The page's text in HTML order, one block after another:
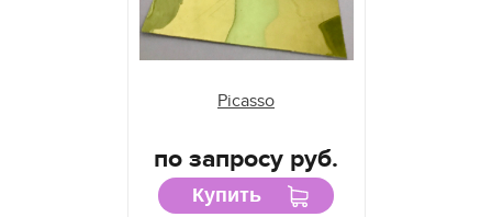
Picasso
по запросу руб.
Купить